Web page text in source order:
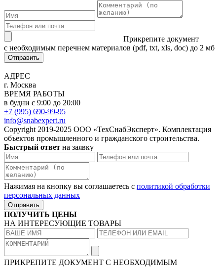
Прикрепите документ
с необходимым перечнем материалов (pdf, txt, xls, doc) до 2 мб
Отправить
АДРЕС
г. Москва
ВРЕМЯ РАБОТЫ
в будни с 9:00 до 20:00
+7 (995) 690-99-95
info@snabexpert.ru
Copyright 2019-2025 ООО «ТехСнабЭксперт». Комплектация
объектов промышленного и гражданского строительства.
Быстрый ответ на заявку
Нажимая на кнопку вы соглашаетесь с политикой обработки
персональных данных
Отправить
ПОЛУЧИТЬ ЦЕНЫ
НА ИНТЕРЕСУЮЩИЕ ТОВАРЫ
ПРИКРЕПИТЕ ДОКУМЕНТ С НЕОБХОДИМЫМ